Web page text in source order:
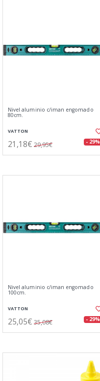
Nivel aluminio c/iman engomado
80cm.
VATTON
21,18€ 29,95€ - 29%
Nivel aluminio c/iman engomado
100cm.
VATTON
25,05€ 35,08€ - 29%